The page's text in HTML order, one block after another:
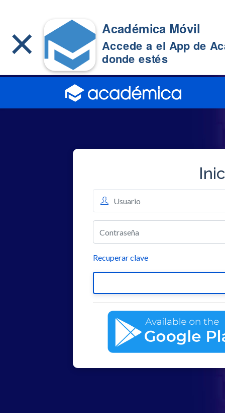
Recuperar clave
× Académica Móvil
Accede a el App de
donde estés